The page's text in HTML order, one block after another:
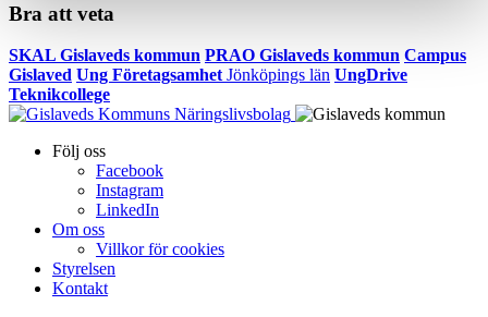
Bra att veta
SKAL Gislaveds kommun PRAO Gislaveds kommun Campus
Gislaved Ung Företagsamhet Jönköpings län UngDrive
Teknikcollege
Följ oss
Facebook
Instagram
LinkedIn
Om oss
Villkor för cookies
Styrelsen
Kontakt